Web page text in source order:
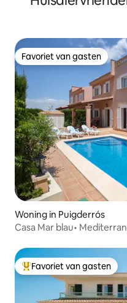
Favoriet van gasten
Favoriet van gasten
Woning in Puigderrós
Casa Mar blau•
Topfavoriet van gasten
Favoriet van gasten